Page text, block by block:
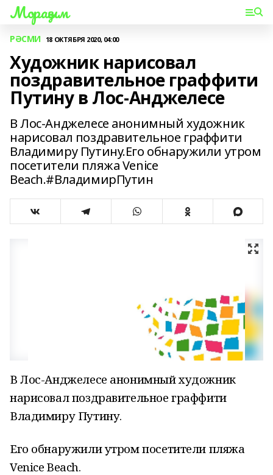
Мораҙым
РӘСМИ 18 ОКТЯБРЯ 2020, 04:00
Художник нарисовал
поздравительное граффити
Путину в Лос-Анджелесе
В Лос-Анджелесе анонимный художник
нарисовал поздравительное граффити
Владимиру Путину.Его обнаружили утром
посетители пляжа Venice
Beach.#ВладимирПутин
В Лос-Анджелесе анонимный художник
нарисовал поздравительное граффити
Владимиру Путину.
Его обнаружили утром посетители пляжа
Venice Beach.